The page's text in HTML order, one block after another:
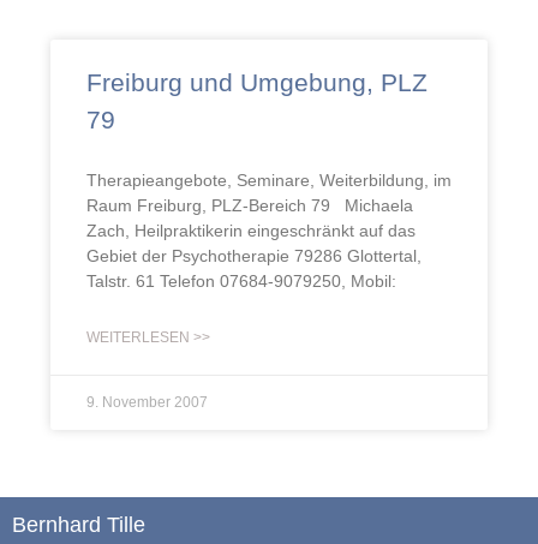
Freiburg und Umgebung, PLZ
79
Therapieangebote, Seminare, Weiterbildung, im
Raum Freiburg, PLZ-Bereich 79 Michaela
Zach, Heilpraktikerin eingeschränkt auf das
Gebiet der Psychotherapie 79286 Glottertal,
Talstr. 61 Telefon 07684-9079250, Mobil:
WEITERLESEN >>
9. November 2007
Bernhard Tille